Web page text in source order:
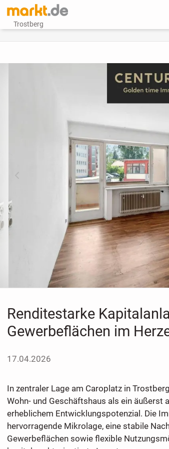
Trostberg
vorheriges Bild
Renditestarke
Gewerbeflächen im
17.04.2026
In zentraler Lage am Caroplatz in
Wohn- und Geschäftshaus als ein
erheblichem Entwicklungspotenzial. Die
hervorragende Mikrolage, eine stabile
Gewerbeflächen sowie flexible